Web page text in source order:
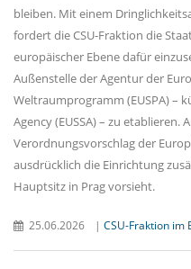
bleiben. Mit einem
fordert die CSU-Fraktion die
europäischer Ebene dafür
Außenstelle der Agentur der
Weltraumprogramm (EUSPA) –
Agency (EUSSA) – zu etablieren.
Verordnungsvorschlag der
ausdrücklich die Einrichtung
Hauptsitz in Prag vorsieht.
25.06.2026 | CSU-Fraktion im